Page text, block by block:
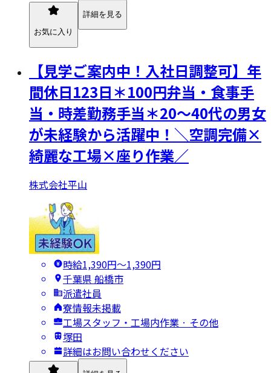
お気に入り
詳細を見る
【見学ご案内中！入社日調整可】年
間休日123日＊100円弁当・食事手
当・時差勤務手当＊20～40代の男女
が未経験から活躍中！＼空調完備×
綺麗な工場×座り作業／
株式会社平山
時給1,390円〜1,390円
千葉県 船橋市
派遣社員
寮情報未掲載
工場スタッフ・工場内作業 · その他
塚田
詳細はお問い合わせください